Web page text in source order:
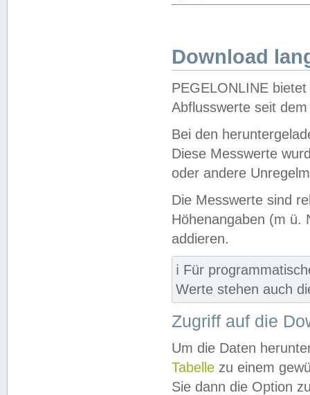
Download
PEGELONLINE
Abflusswerte seit
Bei den
Diese Messwerte
oder andere
Die Messwerte sind
Höhenangaben (m ü.
addieren.
ℹ️ Für
Werte stehen auch
Zugriff auf die
Um die Daten
Tabelle zu einem
Sie dann die Option